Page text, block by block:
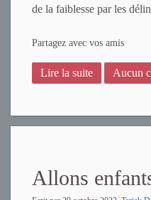
de la faiblesse par les
Partagez avec vos amis
Lire la suite Aucun
Allons